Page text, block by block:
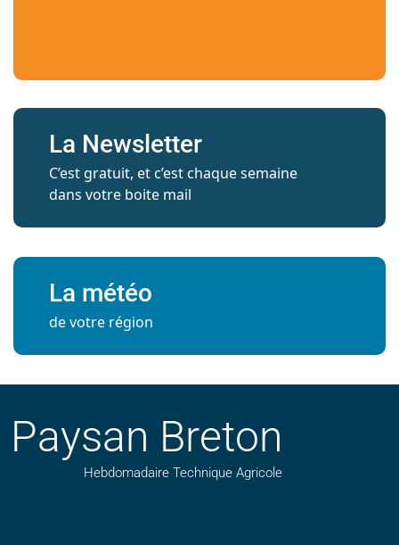
La Newsletter
C’est gratuit, et c’est chaque semaine
dans votre boite mail
La météo
de votre région
Paysan Breton
Hebdomadaire Technique Agricole